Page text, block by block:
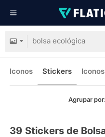
Iconos Stickers
Agrupar por:
39 Stickers de